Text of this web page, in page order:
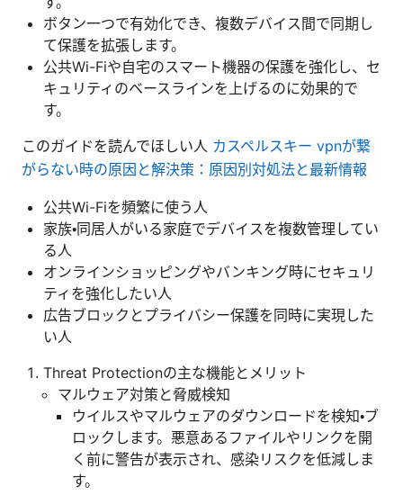
ボタン一つで有効化でき、複数デバイス間で同期し
て保護を拡張します。
公共Wi-Fiや自宅のスマート機器の保護を強化し、セ
キュリティのベースラインを上げるのに効果的で
す。
このガイドを読んでほしい人 カスペルスキー vpnが繋
がらない時の原因と解決策：原因別対処法と最新情報
公共Wi-Fiを頻繁に使う人
家族・同居人がいる家庭でデバイスを複数管理してい
る人
オンラインショッピングやバンキング時にセキュリ
ティを強化したい人
広告ブロックとプライバシー保護を同時に実現した
い人
Threat Protectionの主な機能とメリット
マルウェア対策と脅威検知
ウイルスやマルウェアのダウンロードを検知・ブ
ロックします。悪意あるファイルやリンクを開
く前に警告が表示され、感染リスクを低減しま
す。